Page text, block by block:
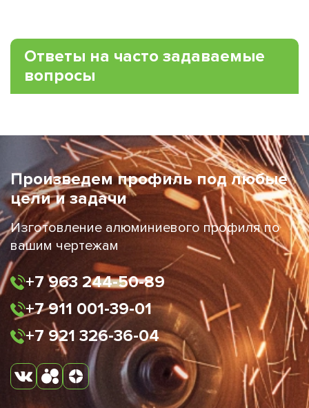
Ответы на часто задаваемые
вопросы
Произведем профиль под любые
цели и задачи
Изготовление алюминиевого профиля по
вашим чертежам
+7 963 244-50-89
+7 911 001-39-01
+7 921 326-36-04